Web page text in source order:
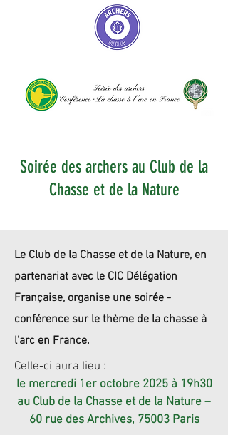
Soirée des archers au Club de la
Chasse et de la Nature
Le Club de la Chasse et de la Nature, en
partenariat avec le CIC Délégation
Française, organise une soirée -
conférence sur le thème de la chasse à
l'arc en France.
Celle-ci aura lieu :
le mercredi 1er octobre 2025 à 19h30
au Club de la Chasse et de la Nature –
60 rue des Archives, 75003 Paris